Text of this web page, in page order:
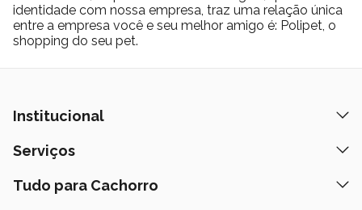
identidade com nossa empresa, traz uma relação única
entre a empresa você e seu melhor amigo é: Polipet, o
shopping do seu pet.
Institucional
Quem Somos
Prazos de Entrega
Serviços
Banho e Tosa
Tudo para Cachorro